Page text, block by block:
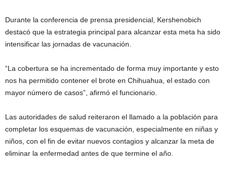
Durante la conferencia de prensa presidencial, Kershenobich
destacó que la estrategia principal para alcanzar esta meta ha sido
intensificar las jornadas de vacunación.
“La cobertura se ha incrementado de forma muy importante y esto
nos ha permitido contener el brote en Chihuahua, el estado con
mayor número de casos”, afirmó el funcionario.
Las autoridades de salud reiteraron el llamado a la población para
completar los esquemas de vacunación, especialmente en niñas y
niños, con el fin de evitar nuevos contagios y alcanzar la meta de
eliminar la enfermedad antes de que termine el año.